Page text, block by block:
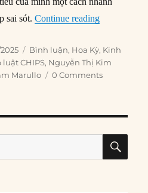
sai sót.Continue reading“Chính
Categories
Bình luận, Hoa Kỳ, Kinh
luật CHIPS, Nguyễn Thị Kim
Marullo 0 Comments